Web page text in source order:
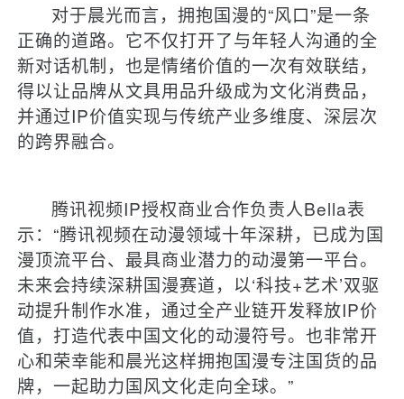
对于晨光而言，拥抱国漫的“风口”是一条
正确的道路。它不仅打开了与年轻人沟通的全
新对话机制，也是情绪价值的一次有效联结，
得以让品牌从文具用品升级成为文化消费品，
并通过IP价值实现与传统产业多维度、深层次
的跨界融合。
腾讯视频IP授权商业合作负责人Bella表
示：“腾讯视频在动漫领域十年深耕，已成为国
漫顶流平台、最具商业潜力的动漫第一平台。
未来会持续深耕国漫赛道，以‘科技+艺术’双驱
动提升制作水准，通过全产业链开发释放IP价
值，打造代表中国文化的动漫符号。也非常开
心和荣幸能和晨光这样拥抱国漫专注国货的品
牌，一起助力国风文化走向全球。”